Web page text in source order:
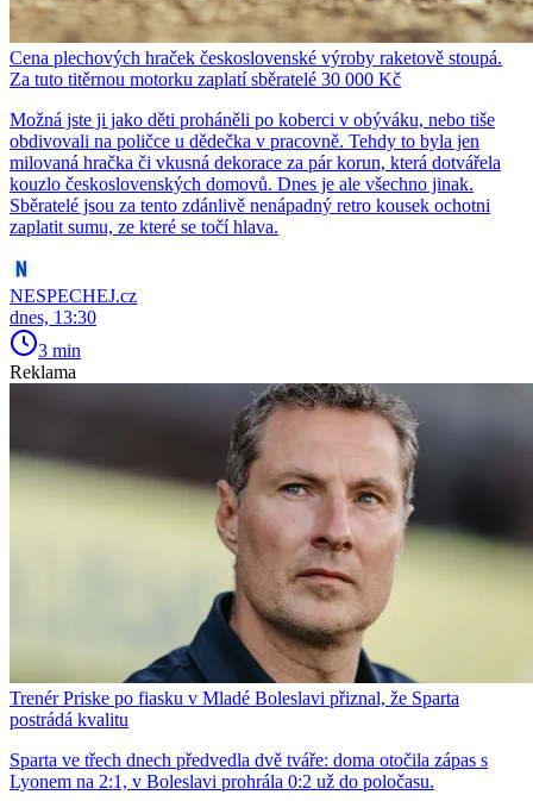
Cena plechových hraček československé výroby raketově stoupá.
Za tuto titěrnou motorku zaplatí sběratelé 30 000 Kč
Možná jste ji jako děti proháněli po koberci v obýváku, nebo tiše
obdivovali na poličce u dědečka v pracovně. Tehdy to byla jen
milovaná hračka či vkusná dekorace za pár korun, která dotvářela
kouzlo československých domovů. Dnes je ale všechno jinak.
Sběratelé jsou za tento zdánlivě nenápadný retro kousek ochotni
zaplatit sumu, ze které se točí hlava.
NESPECHEJ.cz
dnes, 13:30
3 min
Reklama
Trenér Priske po fiasku v Mladé Boleslavi přiznal, že Sparta
postrádá kvalitu
Sparta ve třech dnech předvedla dvě tváře: doma otočila zápas s
Lyonem na 2:1, v Boleslavi prohrála 0:2 už do poločasu.